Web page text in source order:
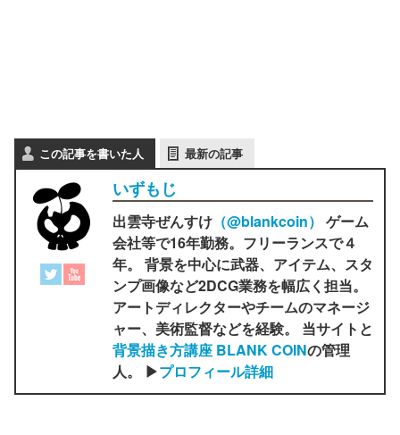
この記事を書いた人 最新の記事
いずもじ
出雲寺ぜんすけ （‎@blankcoin） ゲーム
会社等で16年勤務。フリーランスで４
年。 背景を中心に武器、アイテム、スタ
ンプ画像など2DCG業務を幅広く担当。
アートディレクターやチームのマネージ
ャー、美術監督などを経験。 当サイトと
背景描き方講座 BLANK COINの管理
人。 ▶プロフィール詳細